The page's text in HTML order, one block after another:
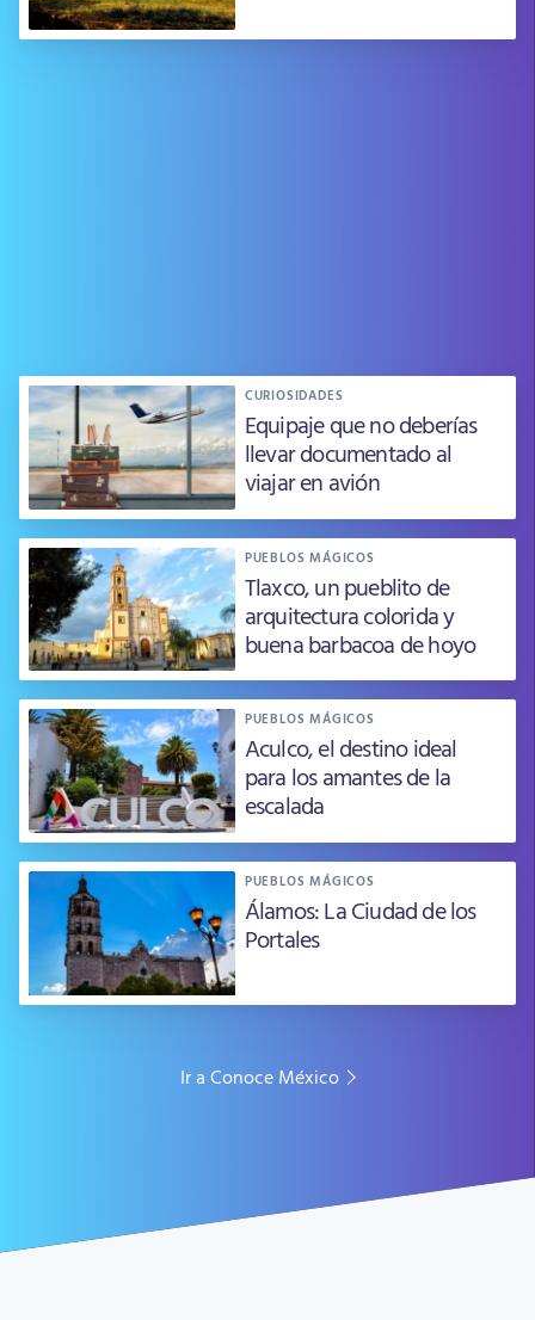
CURIOSIDADES
Equipaje que no deberías
llevar documentado al
viajar en avión
PUEBLOS MÁGICOS
Tlaxco, un pueblito de
arquitectura colorida y
buena barbacoa de hoyo
PUEBLOS MÁGICOS
Aculco, el destino ideal
para los amantes de la
escalada
PUEBLOS MÁGICOS
Álamos: La Ciudad de los
Portales
Ir a Conoce México